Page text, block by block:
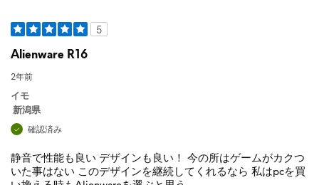
5
Alienware R16
2年前
イモ
新潟県
確認済み
静音で性能も良い デザインも良い！ 今の所はゲームがカクつ
いた事はない このデザインを継続してくれるなら 私はpcを買